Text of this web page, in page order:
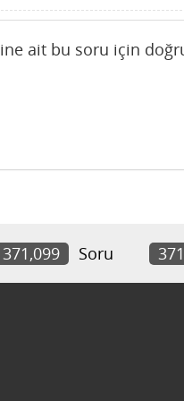
ait bu soru için
371,099 Soru